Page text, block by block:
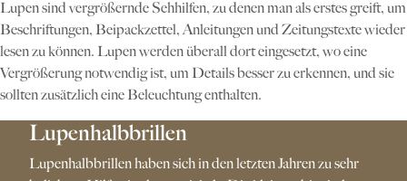
Lupen sind vergrößernde Sehhilfen, zu denen man als erstes greift, um
Beschriftungen, Beipackzettel, Anleitungen und Zeitungstexte wieder
lesen zu können. Lupen werden überall dort eingesetzt, wo eine
Vergrößerung notwendig ist, um Details besser zu erkennen, und sie
sollten zusätzlich eine Beleuchtung enthalten.
Lupenhalbbrillen
Lupenhalbbrillen haben sich in den letzten Jahren zu sehr